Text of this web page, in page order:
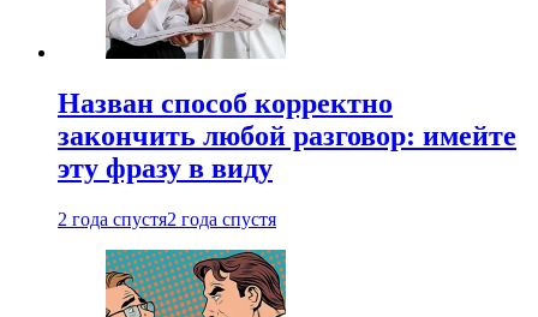
Назван способ корректно
закончить любой разговор: имейте
эту фразу в виду
2 года спустя2 года спустя